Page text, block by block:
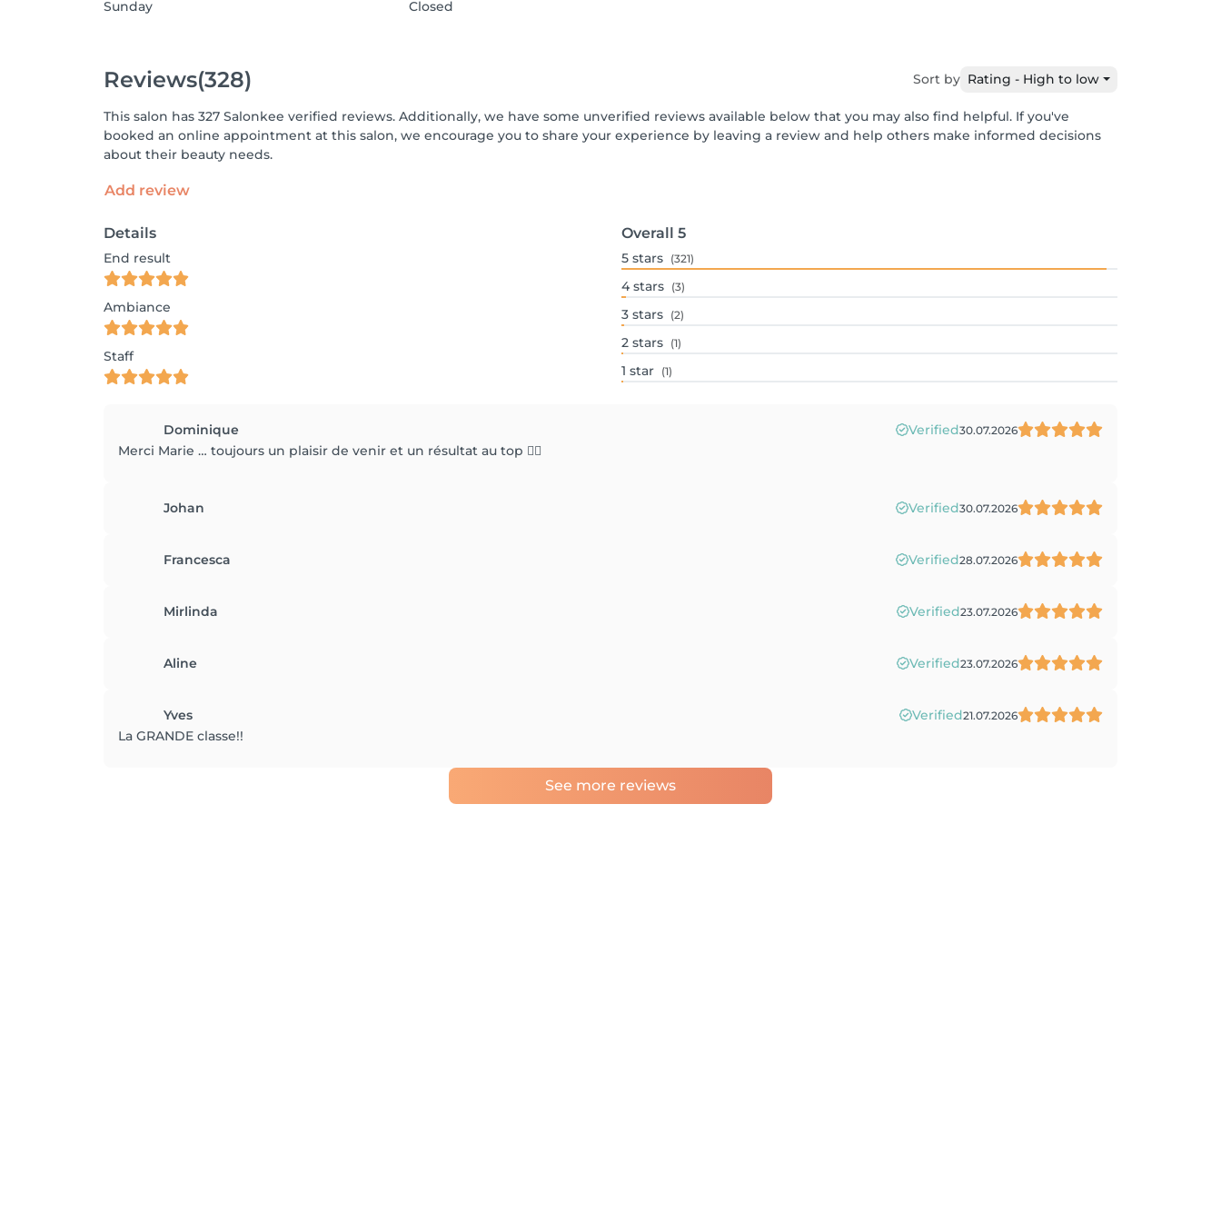
Sunday Closed
Reviews(328) Sort by Rating - High to low
This salon has 327 Salonkee verified reviews. Additionally, we have some unverified reviews available below that you may also find helpful. If you've
booked an online appointment at this salon, we encourage you to share your experience by leaving a review and help others make informed decisions
about their beauty needs.
Add review
Details
End result
Ambiance
Staff
Overall 5
5 stars (321)
4 stars (3)
3 stars (2)
2 stars (1)
1 star (1)
Dominique Verified30.07.2026
Merci Marie … toujours un plaisir de venir et un résultat au top 👌🏻
Johan Verified30.07.2026
Francesca Verified28.07.2026
Mirlinda Verified23.07.2026
Aline Verified23.07.2026
Yves Verified21.07.2026
La GRANDE classe!!
See more reviews